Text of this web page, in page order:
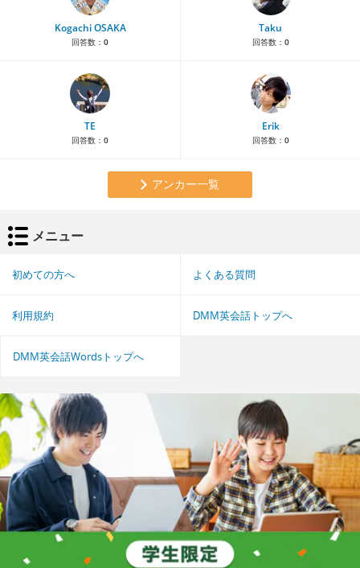
Kogachi OSAKA
回答数： 0
Taku
回答数： 0
TE
回答数： 0
Erik
回答数： 0
アンカー一覧
メニュー
初めての方へ よくある質問
利用規約 DMM英会話トップへ
DMM英会話Wordsトップへ